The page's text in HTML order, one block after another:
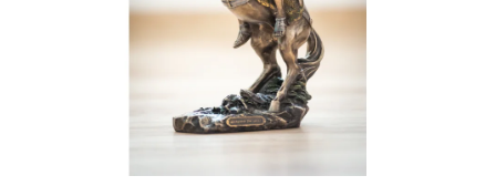
SCHACH GESCHENKE
GESCHÄFTSBEDINGUNGEN